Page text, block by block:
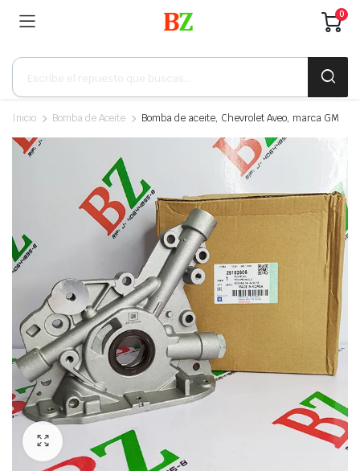
0
Búsqueda
productos
Inicio Bomba de Aceite Bomba de aceite, Chevrolet Aveo, marca GM